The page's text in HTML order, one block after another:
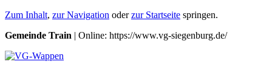
Zum Inhalt, zur Navigation oderzur Startseite springen.
Gemeinde Train | Online: https://www.vg-siegenburg.de/